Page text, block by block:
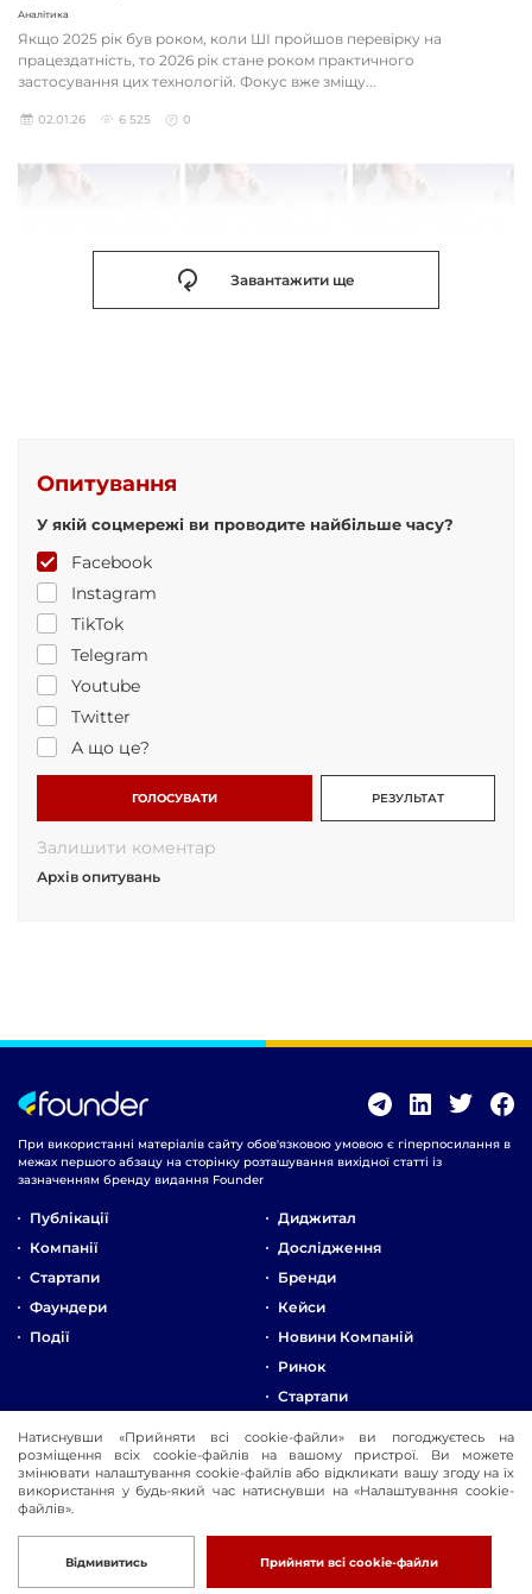
Аналітика
Якщо 2025 рік був роком, коли ШІ пройшов перевірку на
працездатність, то 2026 рік стане роком практичного
застосування цих технологій. Фокус вже зміщу...
02.01.26 6 525 0
Завантажити ще
Опитування
У якій соцмережі ви проводите найбільше часу?
Facebook
Instagram
TikTok
Telegram
Youtube
Twitter
А що це?
ГОЛОСУВАТИ РЕЗУЛЬТАТ
Залишити коментар
Архів опитувань
При використанні матеріалів сайту обов'язковою умовою є гіперпосилання в
межах першого абзацу на сторінку розташування вихідної статті із
зазначенням бренду видання Founder
Публікації
Компанії
Стартапи
Фаундери
Події
Диджитал
Дослідження
Бренди
Кейси
Новини Компаній
Ринок
Стартапи
Про Компанію
Реклама
Контакти
© 2016-2026 Founder Розробка
Натиснувши «Прийняти всі cookie-файли» ви погоджуєтесь на
розміщення всіх cookie-файлів на вашому пристрої. Ви можете
змінювати налаштування cookie-файлів або відкликати вашу згоду на їх
використання у будь-який час натиснувши на «Налаштування cookie-
файлів».
Відмивитись Прийняти всі cookie-файли